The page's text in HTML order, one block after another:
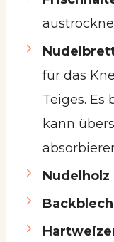
für das
Teiges.
kann
Nudelholz